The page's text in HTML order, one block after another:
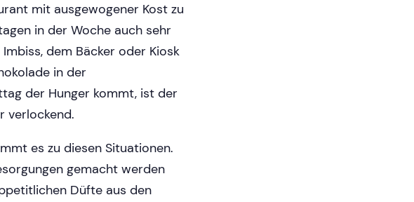
mit ausgewogener Kost zu
in der Woche auch sehr
dem Bäcker oder Kiosk
in der
der Hunger kommt, ist der
verlockend.
es zu diesen Situationen.
gemacht werden
Düfte aus den